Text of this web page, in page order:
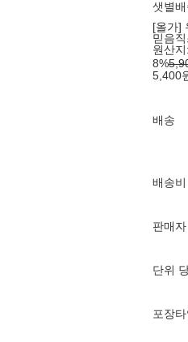
샛별배
[올가]
믿음
원산지:
8%
5,400
배송
배송비
판매자
단위
포장타